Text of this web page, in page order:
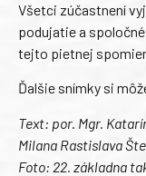
Všetci zúčastnení
podujatie a
tejto pietnej
Ďalšie snímky si
Text: por. Mgr.
Milana Rastislava
Foto: 22. základna